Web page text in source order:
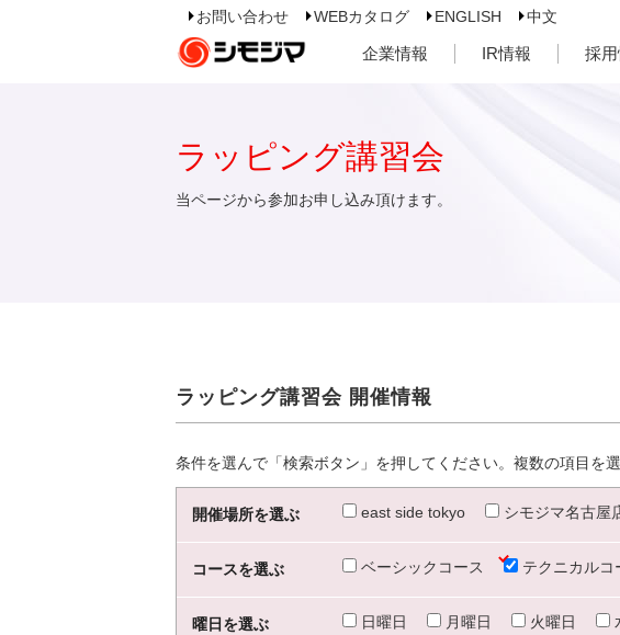
お問い合わせ WEBカタログ ENGLISH 中文
企業情報 IR情報 採
ラッピング講習会
当ページから参加お申し込み頂けます。
ラッピング講習会 開催情報
条件を選んで「検索ボタン」を押してください。複数の項目を
開催場所を選ぶ east side tokyo シモジマ名古屋
コースを選ぶ ベーシックコース テクニカルコ
曜日を選ぶ 日曜日 月曜日 火曜日